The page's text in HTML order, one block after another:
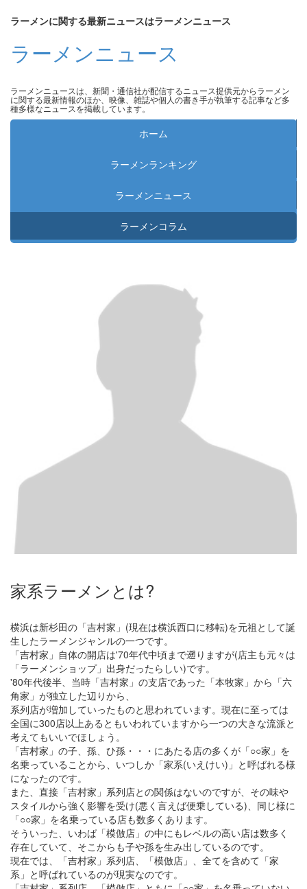
ラーメンに関する最新ニュースはラーメンニュース
ラーメンニュース
ラーメンニュースは、新聞・通信社が配信するニュース提供元からラーメン
に関する最新情報のほか、映像、雑誌や個人の書き手が執筆する記事など多
種多様なニュースを掲載しています。
ホーム
ラーメンランキング
ラーメンニュース
ラーメンコラム
家系ラーメンとは?
横浜は新杉田の「吉村家」(現在は横浜西口に移転)を元祖として誕
生したラーメンジャンルの一つです。
「吉村家」自体の開店は'70年代中頃まで遡りますが(店主も元々は
「ラーメンショップ」出身だったらしい)です。
'80年代後半、当時「吉村家」の支店であった「本牧家」から「六
角家」が独立した辺りから、
系列店が増加していったものと思われています。現在に至っては
全国に300店以上あるともいわれていますから一つの大きな流派と
考えてもいいでほしょう。
「吉村家」の子、孫、ひ孫・・・にあたる店の多くが「○○家」を
名乗っていることから、いつしか「家系(いえけい)」と呼ばれる様
になったのです。
また、直接「吉村家」系列店との関係はないのですが、その味や
スタイルから強く影響を受け(悪く言えば便乗している)、同じ様に
「○○家」を名乗っている店も数多くあります。
そういった、いわば「模倣店」の中にもレベルの高い店は数多く
存在していて、そこからも子や孫を生み出しているのです。
現在では、「吉村家」系列店、「模倣店」、全てを含めて「家
系」と呼ばれているのが現実なのです。